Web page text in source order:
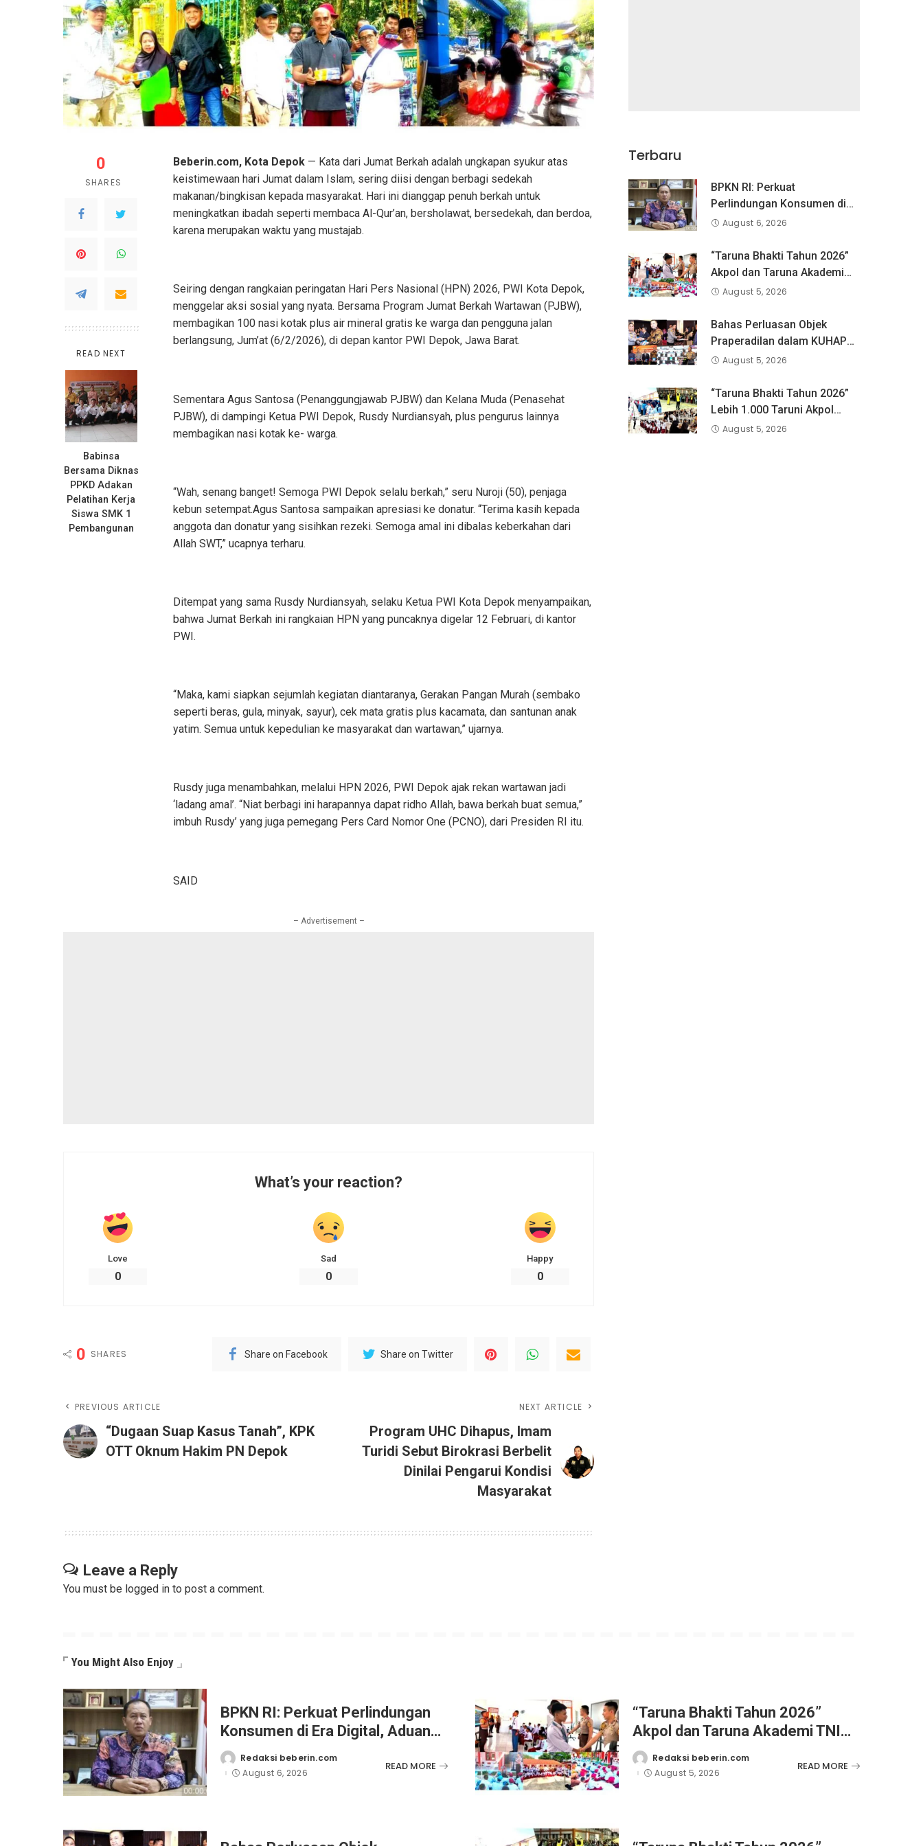
0
SHARES
READ NEXT
Babinsa
Bersama Diknas
PPKD Adakan
Pelatihan Kerja
Siswa SMK 1
Pembangunan
Beberin.com, Kota Depok — Kata dari Jumat Berkah adalah ungkapan syukur atas
keistimewaan hari Jumat dalam Islam, sering diisi dengan berbagi sedekah
makanan/bingkisan kepada masyarakat. Hari ini dianggap penuh berkah untuk
meningkatkan ibadah seperti membaca Al-Qur’an, bersholawat, bersedekah, dan berdoa,
karena merupakan waktu yang mustajab.
Seiring dengan rangkaian peringatan Hari Pers Nasional (HPN) 2026, PWI Kota Depok,
menggelar aksi sosial yang nyata. Bersama Program Jumat Berkah Wartawan (PJBW),
membagikan 100 nasi kotak plus air mineral gratis ke warga dan pengguna jalan
berlangsung, Jum’at (6/2/2026), di depan kantor PWI Depok, Jawa Barat.
Sementara Agus Santosa (Penanggungjawab PJBW) dan Kelana Muda (Penasehat
PJBW), di dampingi Ketua PWI Depok, Rusdy Nurdiansyah, plus pengurus lainnya
membagikan nasi kotak ke- warga.
“Wah, senang banget! Semoga PWI Depok selalu berkah,” seru Nuroji (50), penjaga
kebun setempat.Agus Santosa sampaikan apresiasi ke donatur. “Terima kasih kepada
anggota dan donatur yang sisihkan rezeki. Semoga amal ini dibalas keberkahan dari
Allah SWT,” ucapnya terharu.
Ditempat yang sama Rusdy Nurdiansyah, selaku Ketua PWI Kota Depok menyampaikan,
bahwa Jumat Berkah ini rangkaian HPN yang puncaknya digelar 12 Februari, di kantor
PWI.
“Maka, kami siapkan sejumlah kegiatan diantaranya, Gerakan Pangan Murah (sembako
seperti beras, gula, minyak, sayur), cek mata gratis plus kacamata, dan santunan anak
yatim. Semua untuk kepedulian ke masyarakat dan wartawan,” ujarnya.
Rusdy juga menambahkan, melalui HPN 2026, PWI Depok ajak rekan wartawan jadi
‘ladang amal’. “Niat berbagi ini harapannya dapat ridho Allah, bawa berkah buat semua,”
imbuh Rusdy’ yang juga pemegang Pers Card Nomor One (PCNO), dari Presiden RI itu.
SAID
– Advertisement –
What’s your reaction?
Love
0
Sad
0
Happy
0
0 SHARES Share on Facebook Share on Twitter
PREVIOUS ARTICLE
“Dugaan Suap Kasus Tanah”, KPK
OTT Oknum Hakim PN Depok
NEXT ARTICLE
Program UHC Dihapus, Imam
Turidi Sebut Birokrasi Berbelit
Dinilai Pengarui Kondisi
Masyarakat
Leave a Reply
You must be logged in to post a comment.
Terbaru
BPKN RI: Perkuat
Perlindungan Konsumen di
Era Digital, Aduan Pinjaman
Perhatian Serius
August 6, 2026
“Taruna Bhakti Tahun 2026”
Akpol dan Taruna Akademi
TNI Dampingi Siswa di 73
August 5, 2026
Bahas Perluasan Objek
Praperadilan dalam KUHAP
Baru, Waka Polda Metro Jaya
August 5, 2026
“Taruna Bhakti Tahun 2026”
Lebih 1.000 Taruni Akpol
Perkuat Pembentukan
August 5, 2026
You Might Also Enjoy
BPKN RI: Perkuat Perlindungan
Konsumen di Era Digital, Aduan
Pinjaman Online Masih Menjadi
Perhatian Serius
Posted
by
Redaksi beberin.com
August 6, 2026
READ MORE
“Taruna Bhakti Tahun 2026”
Akpol dan Taruna Akademi TNI
Dampingi Siswa di 73 Sekolah
Rakyat
Posted
by
Redaksi beberin.com
August 5, 2026
READ MORE